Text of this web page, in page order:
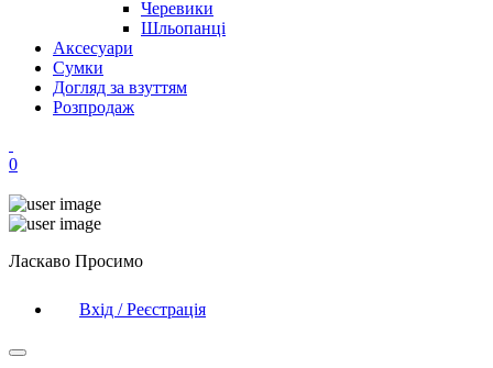
Черевики
Шльопанці
Аксесуари
Сумки
Догляд за взуттям
Розпродаж
0
Ласкаво Просимо
Вхід / Реєстрація